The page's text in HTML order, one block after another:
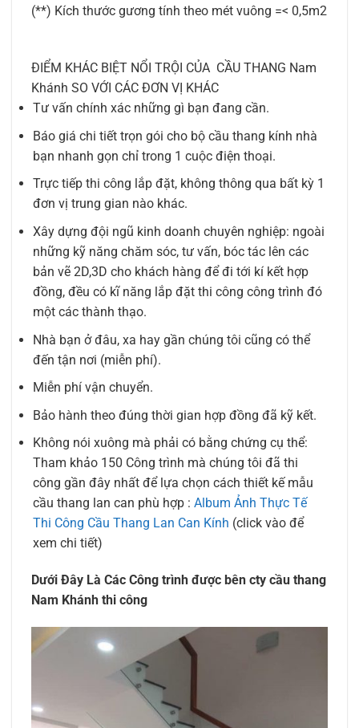
(**) Kích thước gương tính theo mét vuông =< 0,5m2
ĐIỂM KHÁC BIỆT NỔI TRỘI CỦA CẦU THANG Nam
Khánh SO VỚI CÁC ĐƠN VỊ KHÁC
Tư vấn chính xác những gì bạn đang cần.
Báo giá chi tiết trọn gói cho bộ cầu thang kính nhà
bạn nhanh gọn chỉ trong 1 cuộc điện thoại.
Trực tiếp thi công lắp đặt, không thông qua bất kỳ 1
đơn vị trung gian nào khác.
Xây dựng đội ngũ kinh doanh chuyên nghiệp: ngoài
những kỹ năng chăm sóc, tư vấn, bóc tác lên các
bản vẽ 2D,3D cho khách hàng để đi tới kí kết hợp
đồng, đều có kĩ năng lắp đặt thi công công trình đó
một các thành thạo.
Nhà bạn ở đâu, xa hay gần chúng tôi cũng có thể
đến tận nơi (miễn phí).
Miễn phí vận chuyển.
Bảo hành theo đúng thời gian hợp đồng đã kỹ kết.
Không nói xuông mà phải có bằng chứng cụ thể:
Tham khảo 150 Công trình mà chúng tôi đã thi
công gần đây nhất để lựa chọn cách thiết kế mẫu
cầu thang lan can phù hợp : Album Ảnh Thực Tế
Thi Công Cầu Thang Lan Can Kính (click vào để
xem chi tiết)
Dưới Đây Là Các Công trình được bên cty cầu thang
Nam Khánh thi công